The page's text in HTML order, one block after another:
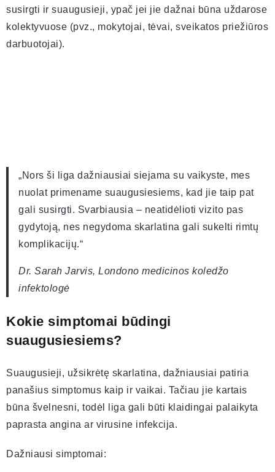
susirgti ir suaugusieji, ypač jei jie dažnai būna uždarose
kolektyvuose (pvz., mokytojai, tėvai, sveikatos priežiūros
darbuotojai).
„Nors ši liga dažniausiai siejama su vaikyste, mes
nuolat primename suaugusiesiems, kad jie taip pat
gali susirgti. Svarbiausia – neatidėlioti vizito pas
gydytoją, nes negydoma skarlatina gali sukelti rimtų
komplikacijų.“
Dr. Sarah Jarvis, Londono medicinos koledžo
infektologė
Kokie simptomai būdingi
suaugusiesiems?
Suaugusieji, užsikrėtę skarlatina, dažniausiai patiria
panašius simptomus kaip ir vaikai. Tačiau jie kartais
būna švelnesni, todėl liga gali būti klaidingai palaikyta
paprasta angina ar virusine infekcija.
Dažniausi simptomai: